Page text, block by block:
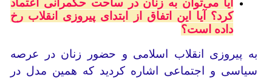
کرد؟ آیا این اتفاق از ابتدای پیروزی انقلاب رخ
داده است؟
به پیروزی انقلاب اسلامی و حضور زنان در عرصه
سیاسی و اجتماعی اشاره کردید که همین مدل در